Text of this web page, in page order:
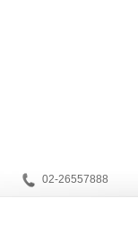
02-26557888